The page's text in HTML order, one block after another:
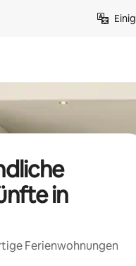
in
Ferienwohnungen